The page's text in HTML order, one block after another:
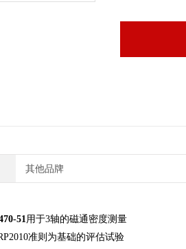
其他品牌
51用于3轴的磁通密度测量
准则为基础的评估试验